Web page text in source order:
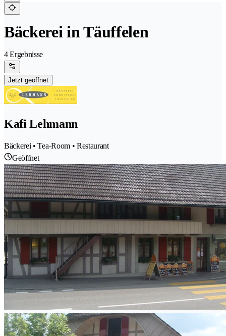
Bäckerei in Täuffelen
4 Ergebnisse
Jetzt geöffnet
Kafi Lehmann
Bäckerei • Tea-Room • Restaurant
Geöffnet